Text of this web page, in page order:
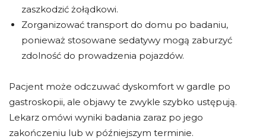
zaszkodzić żołądkowi.
Zorganizować transport do domu po badaniu,
ponieważ stosowane sedatywy mogą zaburzyć
zdolność do prowadzenia pojazdów.
Pacjent może odczuwać dyskomfort w gardle po
gastroskopii, ale objawy te zwykle szybko ustępują.
Lekarz omówi wyniki badania zaraz po jego
zakończeniu lub w późniejszym terminie.